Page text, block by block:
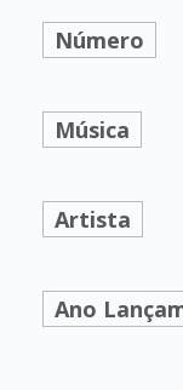
Número
Música
Artista
Ano